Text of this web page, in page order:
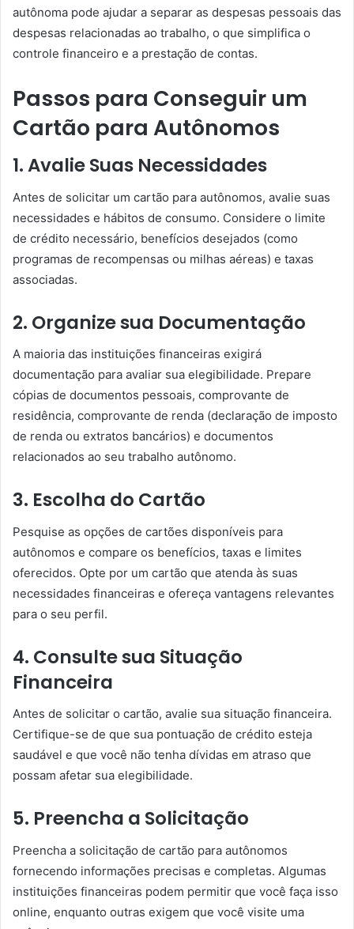
autônoma pode ajudar a separar as despesas pessoais das
despesas relacionadas ao trabalho, o que simplifica o
controle financeiro e a prestação de contas.
Passos para Conseguir um
Cartão para Autônomos
1. Avalie Suas Necessidades
Antes de solicitar um cartão para autônomos, avalie suas
necessidades e hábitos de consumo. Considere o limite
de crédito necessário, benefícios desejados (como
programas de recompensas ou milhas aéreas) e taxas
associadas.
2. Organize sua Documentação
A maioria das instituições financeiras exigirá
documentação para avaliar sua elegibilidade. Prepare
cópias de documentos pessoais, comprovante de
residência, comprovante de renda (declaração de imposto
de renda ou extratos bancários) e documentos
relacionados ao seu trabalho autônomo.
3. Escolha do Cartão
Pesquise as opções de cartões disponíveis para
autônomos e compare os benefícios, taxas e limites
oferecidos. Opte por um cartão que atenda às suas
necessidades financeiras e ofereça vantagens relevantes
para o seu perfil.
4. Consulte sua Situação
Financeira
Antes de solicitar o cartão, avalie sua situação financeira.
Certifique-se de que sua pontuação de crédito esteja
saudável e que você não tenha dívidas em atraso que
possam afetar sua elegibilidade.
5. Preencha a Solicitação
Preencha a solicitação de cartão para autônomos
fornecendo informações precisas e completas. Algumas
instituições financeiras podem permitir que você faça isso
online, enquanto outras exigem que você visite uma